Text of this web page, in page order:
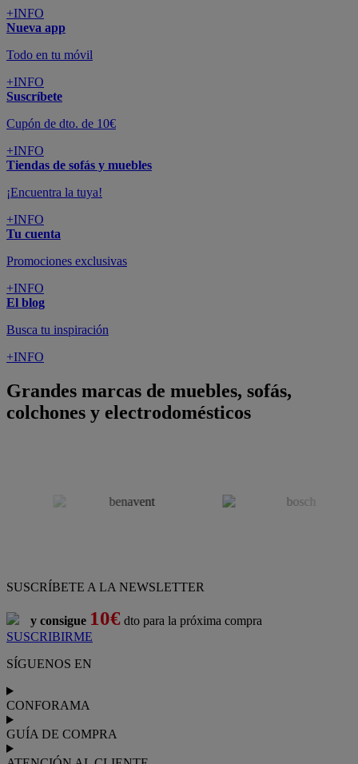
+INFO
Nueva app
Todo en tu móvil
+INFO
Suscríbete
Cupón de dto. de 10€
+INFO
Tiendas de sofás y muebles
¡Encuentra la tuya!
+INFO
Tu cuenta
Promociones exclusivas
+INFO
El blog
Busca tu inspiración
+INFO
Grandes marcas de muebles, sofás,
colchones y electrodomésticos
SUSCRÍBETE A LA NEWSLETTER
y consigue 10€ dto para la próxima compra
SUSCRIBIRME
SÍGUENOS EN
CONFORAMA
GUÍA DE COMPRA